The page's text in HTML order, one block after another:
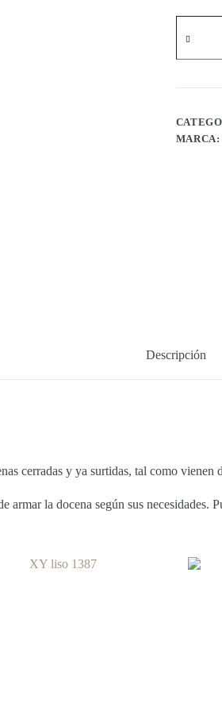
termica
cantidad
Descripción
cerradas y ya surtidas, tal como vienen
la docena según sus necesidades.